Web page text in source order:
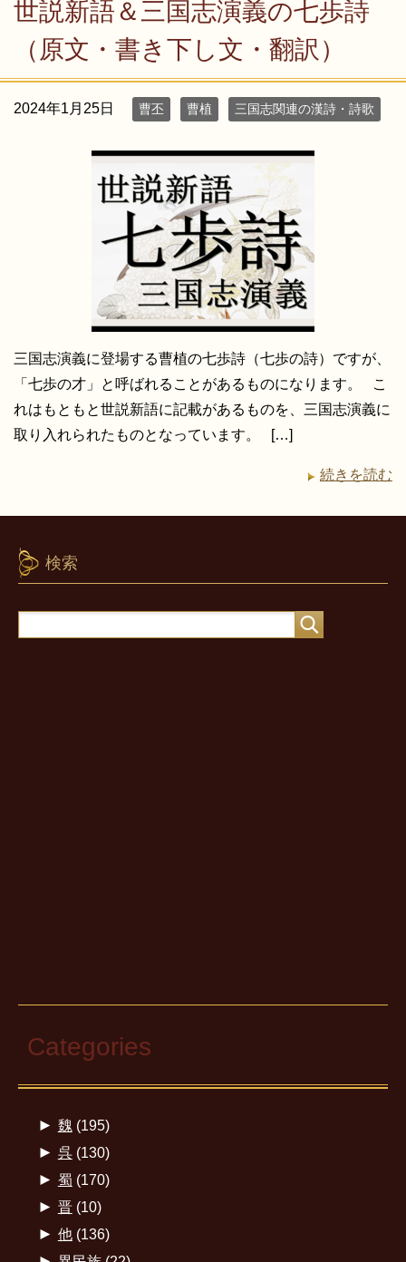
世説新語＆三国志演義の七歩詩
（原文・書き下し文・翻訳）
2024年1月25日 曹丕 曹植 三国志関連の漢詩・詩歌
三国志演義に登場する曹植の七歩詩（七歩の詩）ですが、
「七歩の才」と呼ばれることがあるものになります。 こ
れはもともと世説新語に記載があるものを、三国志演義に
取り入れられたものとなっています。 […]
続きを読む
検索
Categories
► 魏 (195)
► 呉(130)
► 蜀 (170)
► 晋(10)
► 他(136)